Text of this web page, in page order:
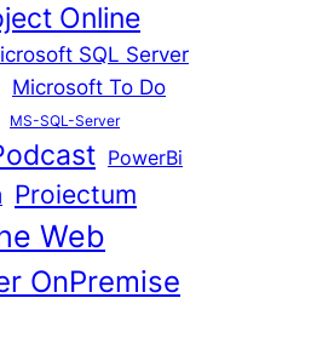
Online
SQL Server
Microsoft To Do
MS-SQL-Server
PowerBi
Proiectum
Web
OnPremise